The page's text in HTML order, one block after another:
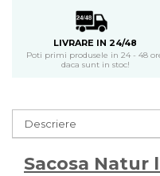
LIVRARE IN 24/48
Poti primi produsele in 24 - 48
daca sunt in stoc!
Descriere
Sacosa Natur